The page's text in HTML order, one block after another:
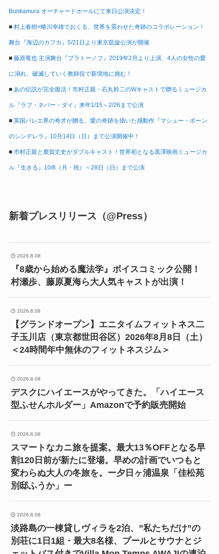
Bunkamura オーチャードホールにて来日公演決定！
■ 村上春樹×蜷川幸雄でおくる、世界を震わせた奇跡のコラボレーション！
舞台『海辺のカフカ』5/21日より東京凱旋公演が開催
■ 藤原竜也 主演舞台『プラトーノフ』2019年2月より上演、4人の女性の愛
に溺れ、破滅していく教師役で新境地に挑む！
■ あの伝説が完全復活！市村正親・石丸幹二のWキャストで贈るミュージカ
ル『ラブ・ネバー・ダイ』来年1/15～2/26まで公演
■ 英国バレエ界の奇才が贈る、愛の奇跡を描いた感動作『マシュー・ボーン
のシンデレラ』10月14日（日）まで公演開催中！
■ 市村正親と鹿賀丈史がダブルキャスト！世界初となる黒澤映画ミュージカ
ル『生きる』10/8（月・祝）～28日（日）まで公演
新着プレスリリース（@Press）
2026.8.08
『8歳から始める魔法学』ボイスコミック公開！
村瀬歩、藤原夏海ら大人気キャストが出演！
2026.8.08
【グランドオープン】エニタイムフィットネス二
子玉川店（東京都世田谷区）2026年8月8日（土）
＜24時間年中無休のフィットネスジム＞
2026.8.08
デスクにハイエースがやってきた。「ハイエース
型ふせんホルダー」Amazonで予約販売開始
2026.8.08
スマートなカニ旅を提案。最大13％OFFとなる早
割120日前が新たに登場。早めの計画でいつもと
変わらぬ大人の冬旅を。ー夕日ヶ浦温泉「佳松苑
別邸ふうか」ー
2026.8.08
淡路島の一棟貸しヴィラを2泊、”私たちだけ”の
別荘に1日1組・最大8名様、プールとサウナとジ